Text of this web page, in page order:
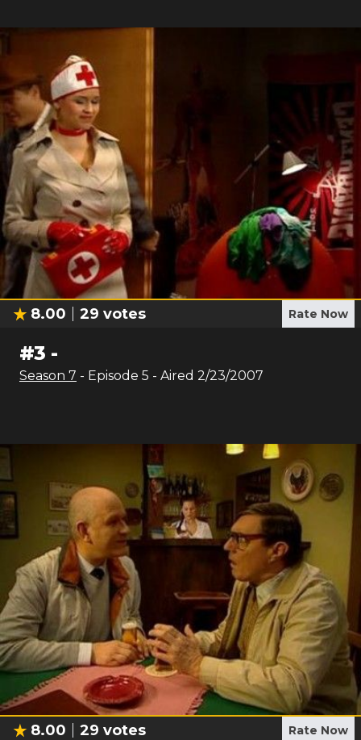
8.00 29 votes Rate Now
#3 -
Season 7 - Episode 5 - Aired 2/23/2007
8.00 29 votes Rate Now